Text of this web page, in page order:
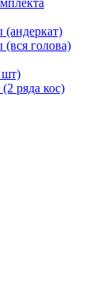
голова)
шт)
ряда кос)